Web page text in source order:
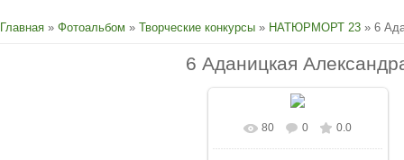
Главная » Фотоальбом » Творческие конкурсы » НАТЮРМОРТ 23 » 6
6 Аданицкая
80 0 0.0